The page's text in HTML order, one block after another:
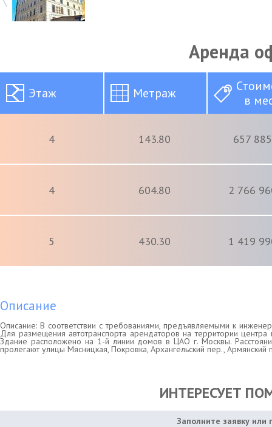
Аренда
Этаж Метраж
в
4 143.80 657
4 604.80 2 766
5 430.30 1 419
Описание
Описание: В соответствии с требованиями, предъявляемыми к
Для размещения автотранспорта арендаторов на территории
Здание расположено на 1-й линии домов в ЦАО г. Москвы.
пролегают улицы Мясницкая, Покровка, Архангельский пер.,
ИНТЕРЕСУЕТ
Заполните заявку или